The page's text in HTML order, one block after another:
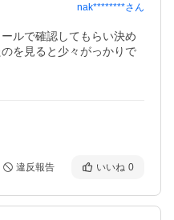
nak********さん
ルで確認してもらい決め
を見ると少々がっかりで
違反報告 いいね 0